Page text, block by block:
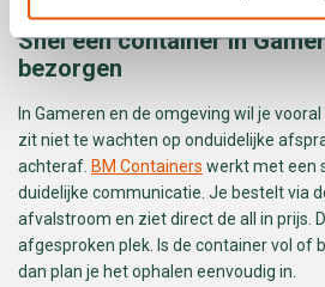
Snel een container in
bezorgen
In Gameren en de omgeving wil je
zit niet te wachten op onduidelijke
achteraf. BM Containers werkt met een
duidelijke communicatie. Je bestelt via
afvalstroom en ziet direct de all in prijs.
afgesproken plek. Is de container vol of
dan plan je het ophalen eenvoudig in.